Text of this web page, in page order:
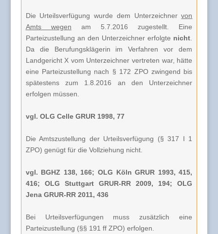
Die Urteilsverfügung wurde dem Unterzeichnervon
Amts wegen am 5.7.2016 zugestellt. Eine
Parteizustellung an den Unterzeichner erfolgte nicht.
Da die Berufungsklägerin im Verfahren vor dem
Landgericht X vom Unterzeichner vertreten war, hätte
eine Parteizustellung nach § 172 ZPO zwingend bis
spätestens zum 1.8.2016 an den Unterzeichner
erfolgen müssen.
vgl. OLG Celle GRUR 1998, 77
Die Amtszustellung der Urteilsverfügung (§ 317 I 1
ZPO) genügt für die Vollziehung nicht.
vgl. BGHZ 138, 166; OLG Köln GRUR 1993, 415,
416; OLG Stuttgart GRUR-RR 2009, 194; OLG
Jena GRUR-RR 2011, 436
Bei Urteilsverfügungen muss zusätzlich eine
Parteizustellung (§§ 191 ff ZPO) erfolgen.